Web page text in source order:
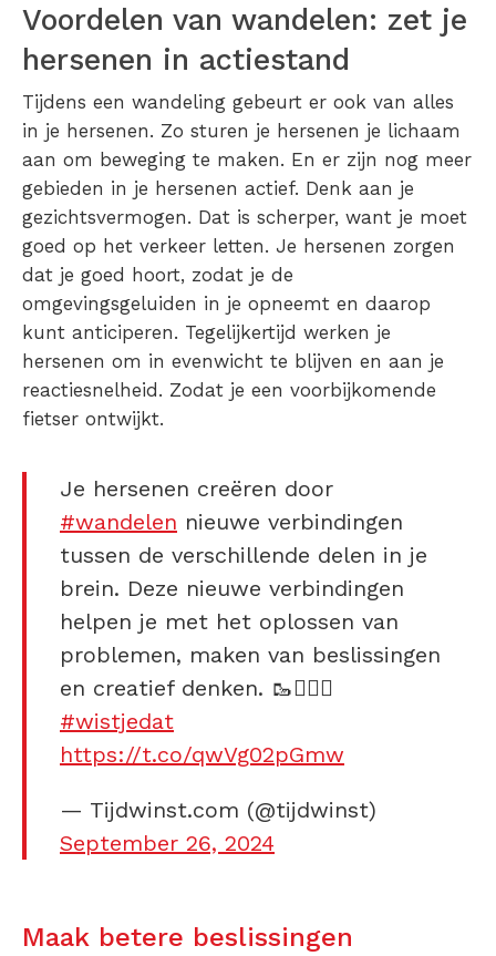
Voordelen van wandelen: zet je
hersenen in actiestand
Tijdens een wandeling gebeurt er ook van alles
in je hersenen. Zo sturen je hersenen je lichaam
aan om beweging te maken. En er zijn nog meer
gebieden in je hersenen actief. Denk aan je
gezichtsvermogen. Dat is scherper, want je moet
goed op het verkeer letten. Je hersenen zorgen
dat je goed hoort, zodat je de
omgevingsgeluiden in je opneemt en daarop
kunt anticiperen. Tegelijkertijd werken je
hersenen om in evenwicht te blijven en aan je
reactiesnelheid. Zodat je een voorbijkomende
fietser ontwijkt.
Je hersenen creëren door
#wandelen nieuwe verbindingen
tussen de verschillende delen in je
brein. Deze nieuwe verbindingen
helpen je met het oplossen van
problemen, maken van beslissingen
en creatief denken. 🥾🚶🏻‍♂️
#wistjedat
https://t.co/qwVg02pGmw
— Tijdwinst.com (@tijdwinst)
September 26, 2024
Maak betere beslissingen